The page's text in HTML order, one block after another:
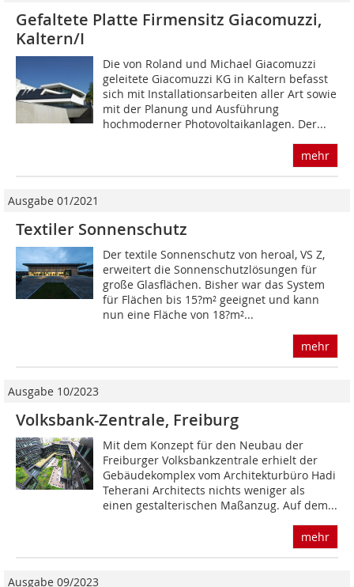
Gefaltete Platte Firmensitz Giacomuzzi,
Kaltern/I
Die von Roland und Michael Giacomuzzi
geleitete Giacomuzzi KG in Kaltern befasst
sich mit Installationsarbeiten aller Art sowie
mit der Planung und Ausführung
hochmoderner Photovoltaikanlagen. Der...
mehr
Ausgabe 01/2021
Textiler Sonnenschutz
Der textile Sonnenschutz von heroal, VS Z,
erweitert die Sonnenschutzlösungen für
große Glasflächen. Bisher war das System
für Flächen bis 15?m² geeignet und kann
nun eine Fläche von 18?m²...
mehr
Ausgabe 10/2023
Volksbank-Zentrale, Freiburg
Mit dem Konzept für den Neubau der
Freiburger Volksbankzentrale erhielt der
Gebäudekomplex vom Architekturbüro Hadi
Teherani Architects nichts weniger als
einen gestalterischen Maßanzug. Auf dem...
mehr
Ausgabe 09/2023